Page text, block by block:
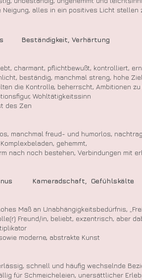
Neigung, alles in ein positives Licht stellen
Beständigkeit, Verhärtung
charmant, pflichtbewußt, kontrolliert,
beständig, manchmal streng, hohe
die Kontrolle, beherrscht, Ambitionen
Wohltätigkeitssinn
des Zen
manchmal freud- und humorlos,
gehemmt,
nach noch bestehen, Verbindungen mit
Kameradschaft, Gefühlskälte
Maß an Unabhängigkeitsbedürfnis,
Freund/in, beliebt, exzentrisch, aber
moderne, abstrakte Kunst
schnell und häufig wechselnde
für Schmeicheleien, unersättlicher